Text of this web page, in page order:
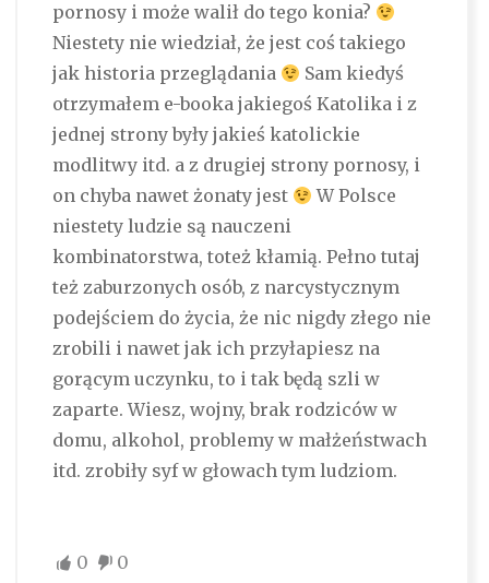
pornosy i może walił do tego konia?
Niestety nie wiedział, że jest coś takiego
jak historia przeglądania
Sam kiedyś
otrzymałem e-booka jakiegoś Katolika i z
jednej strony były jakieś katolickie
modlitwy itd. a z drugiej strony pornosy, i
on chyba nawet żonaty jest
W Polsce
niestety ludzie są nauczeni
kombinatorstwa, toteż kłamią. Pełno tutaj
też zaburzonych osób, z narcystycznym
podejściem do życia, że nic nigdy złego nie
zrobili i nawet jak ich przyłapiesz na
gorącym uczynku, to i tak będą szli w
zaparte. Wiesz, wojny, brak rodziców w
domu, alkohol, problemy w małżeństwach
itd. zrobiły syf w głowach tym ludziom.
0
0